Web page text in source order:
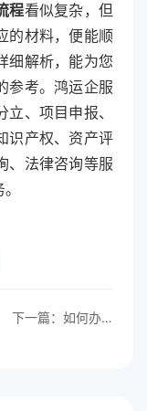
程看似复杂，但
的材料，便能顺
细解析，能为您
参考。鸿运企服
、项目申报、
识产权、资产评
、法律咨询等服
下一篇：如何办理收费许可证？